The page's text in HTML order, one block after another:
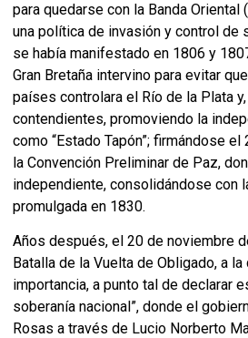
para quedarse con la Banda Oriental
una política de invasión y control de
se había manifestado en 1806 y
Gran Bretaña intervino para evitar
países controlara el Río de la Plata
contendientes, promoviendo la
como “Estado Tapón”; firmándose
la Convención Preliminar de Paz,
independiente, consolidándose con
promulgada en 1830.
Años después, el 20 de noviembre
Batalla de la Vuelta de Obligado, a
importancia, a punto tal de declarar
soberanía nacional”, donde el
Rosas a través de Lucio Norberto